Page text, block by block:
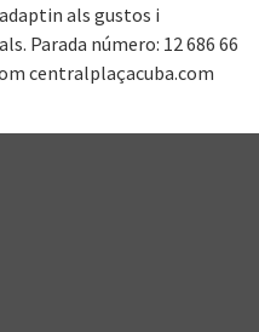
als gustos i
Parada número: 12 686 66
centralplaçacuba.com